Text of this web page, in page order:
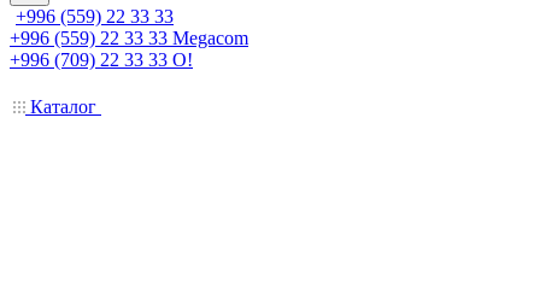
+996 (559) 22 33 33
+996 (559) 22 33 33 Megacom
+996 (709) 22 33 33 O!
Каталог